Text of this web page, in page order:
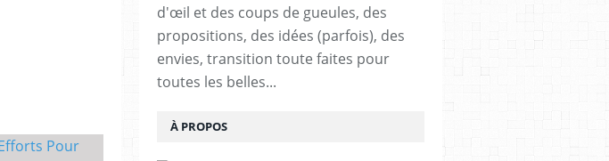
d'œil et des coups de gueules, des
propositions, des idées (parfois), des
envies, transition toute faites pour
toutes les belles...
À PROPOS